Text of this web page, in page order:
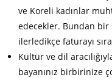
ve Koreli kadınlar
edecekler. Bundan bir
ilerledikçe faturayı
Kültür ve dil
bayanınız birbirinize